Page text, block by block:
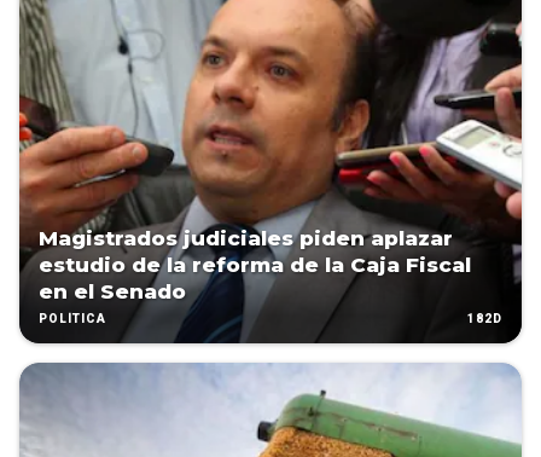
Magistrados judiciales piden aplazar
estudio de la reforma de la Caja Fiscal
en el Senado
POLÍTICA 182D